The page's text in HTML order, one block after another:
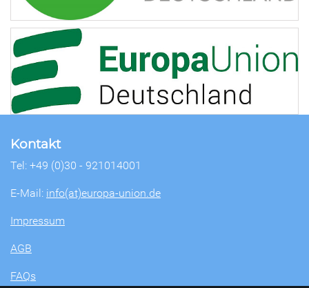
Kontakt
Tel: +49 (0)30 - 921014001
E-Mail: info(at)europa-union.de
Impressum
AGB
FAQs